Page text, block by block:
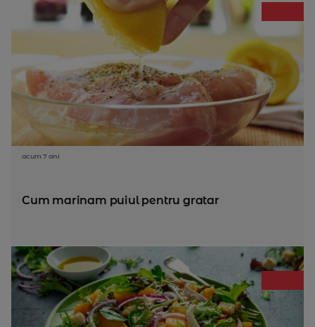
acum 7 ani
Cum marinam puiul pentru gratar